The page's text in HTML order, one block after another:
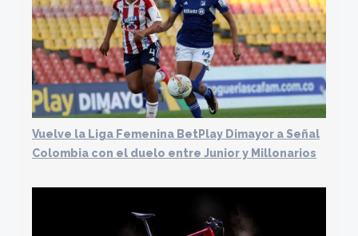
Vuelve la Liga Femenina BetPlay Dimayor a Señal
Colombia con el duelo entre Junior y Millonarios